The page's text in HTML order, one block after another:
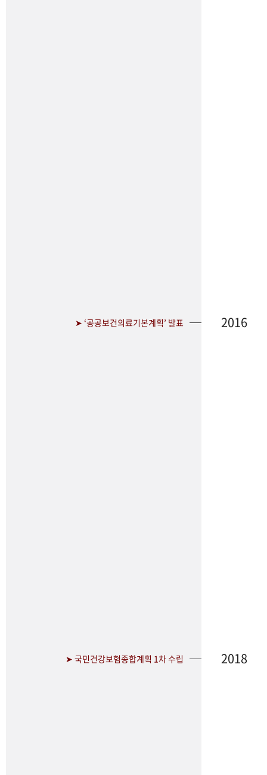
➤ ‘공공보건의료기본계획’ 발표 2016
➤ 국민건강보험종합계획 1차 수립 2018